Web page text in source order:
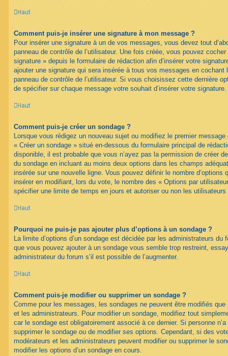
Haut
Comment puis-je insérer une signature à mon message ?
Pour insérer une signature à un de vos messages, vous devez tout
panneau de contrôle de l’utilisateur. Une fois créée, vous pouvez
signature » depuis le formulaire de rédaction afin d’insérer votre
ajouter une signature qui sera insérée à tous vos messages en cochant
panneau de contrôle de l’utilisateur. Si vous choisissez cette dernière
de spécifier sur chaque message votre souhait d’insérer votre signature.
Haut
Comment puis-je créer un sondage ?
Lorsque vous rédigez un nouveau sujet ou modifiez le premier message
« Créer un sondage » situé en-dessous du formulaire principal de
disponible, il est probable que vous n’ayez pas la permission de créer
du sondage en incluant au moins deux options dans les champs
insérée sur une nouvelle ligne. Vous pouvez définir le nombre d’options
insérer en modifiant, lors du vote, le nombre des « Options par
spécifier une limite de temps en jours et autoriser ou non les
Haut
Pourquoi ne puis-je pas ajouter plus d’options à un sondage ?
La limite d’options d’un sondage est décidée par les administrateurs du
que vous pouvez ajouter à un sondage vous semble trop restreint,
administrateur du forum s’il est possible de l’augmenter.
Haut
Comment puis-je modifier ou supprimer un sondage ?
Comme pour les messages, les sondages ne peuvent être modifiés que
et les administrateurs. Pour modifier un sondage, modifiez tout
car le sondage est obligatoirement associé à ce dernier. Si personne
supprimer le sondage ou de modifier ses options. Cependant, si des
modérateurs et les administrateurs peuvent modifier ou supprimer le
modifier les options d’un sondage en cours.